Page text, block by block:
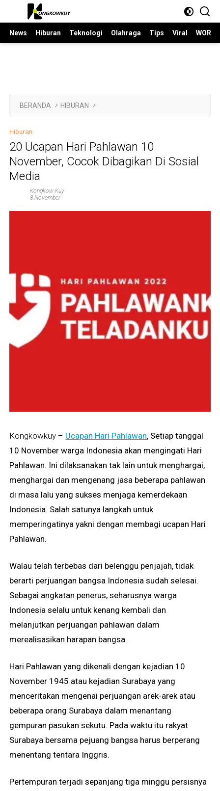
Langsung
News
Hiburan Teknologi Olahraga Tips Viral
BERANDA HIBURAN
Hiburan
20 Ucapan Hari Pahlawan 10
November, Cocok Dibagikan Di Sosial
Media
Kongkow Kuy
8 November
Kongkowkuy – Ucapan Hari Pahlawan, Setiap tanggal
10 November warga Indonesia akan mengingati Hari
Pahlawan. Ini dilaksanakan tak lain untuk menghargai,
menghargai dan mengenang jasa beberapa pahlawan
di masa lalu yang sukses menjaga kemerdekaan
Indonesia. Salah satunya langkah untuk
memperingatinya yakni dengan membagi ucapan Hari
Pahlawan.
Walau telah terbebas dari belenggu penjajah, tidak
berarti perjuangan bangsa Indonesia sudah selesai.
Sebagai angkatan penerus, seharusnya warga
Indonesia selalu untuk kenang kembali dan
melanjutkan perjuangan pahlawan dalam
merealisasikan harapan bangsa.
Hari Pahlawan yang dikenali dengan kejadian 10
November 1945 atau kejadian Surabaya yang
menceritakan mengenai perjuangan arek-arek atau
beberapa orang Surabaya dalam menantang
gempuran pasukan sekutu. Pada waktu itu rakyat
Surabaya bersama pejuang bangsa harus berperang
menentang tentara Inggris.
Pertempuran terjadi sepanjang tiga minggu persisnya